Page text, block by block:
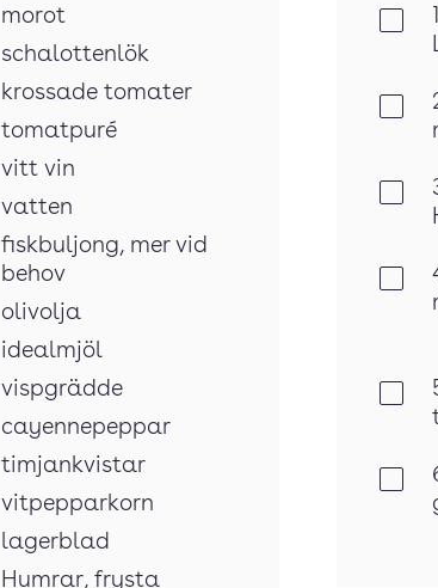
morot
schalottenlök
krossade tomater
tomatpuré
vitt vin
vatten
fiskbuljong, mer vid
behov
olivolja
idealmjöl
vispgrädde
cayennepeppar
timjankvistar
vitpepparkorn
lagerblad
Humrar, frysta